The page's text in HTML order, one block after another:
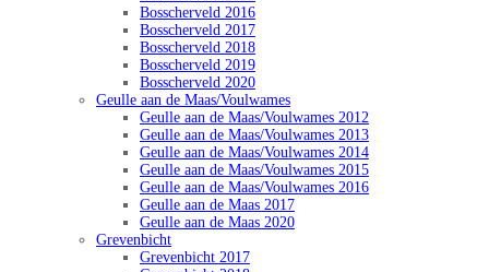
Bosscherveld 2016
Bosscherveld 2017
Bosscherveld 2018
Bosscherveld 2019
Bosscherveld 2020
Geulle aan de Maas/Voulwames
Geulle aan de Maas/Voulwames 2012
Geulle aan de Maas/Voulwames 2013
Geulle aan de Maas/Voulwames 2014
Geulle aan de Maas/Voulwames 2015
Geulle aan de Maas/Voulwames 2016
Geulle aan de Maas 2017
Geulle aan de Maas 2020
Grevenbicht
Grevenbicht 2017